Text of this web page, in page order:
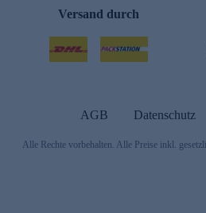
Versand durch
AGB Datenschutz
Alle Rechte vorbehalten. Alle Preise inkl.